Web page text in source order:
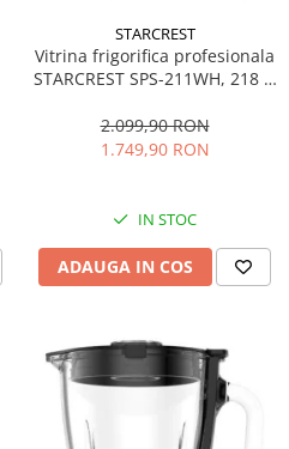
STARCREST
Vitrina frigorifica profesionala
STARCREST SPS-211WH, 218 L,
LED, H 141 cm, Negru
2.099,90 RON
1.749,90 RON
IN STOC
ADAUGA IN COS